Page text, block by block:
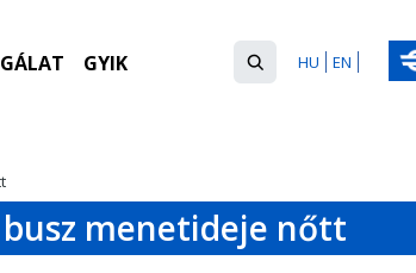
GYIK EN
HU
Keresés
űrlap
Keresés
menetideje nőtt